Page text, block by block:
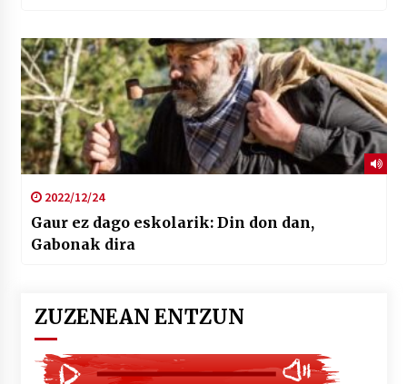
2022/12/24
Gaur ez dago eskolarik: Din don dan,
Gabonak dira
ZUZENEAN ENTZUN